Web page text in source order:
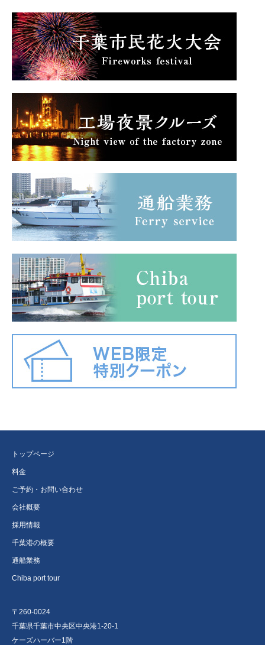
トップページ
料金
ご予約・お問い合わせ
会社概要
採用情報
千葉港の概要
通船業務
Chiba port tour
〒260-0024
千葉県千葉市中央区中央港1-20-1
ケーズハーバー1階